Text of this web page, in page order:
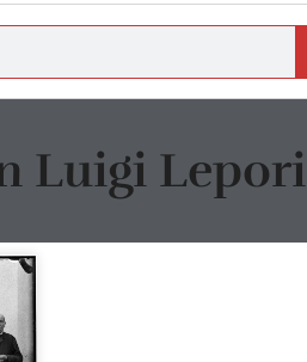
Luigi Lepori